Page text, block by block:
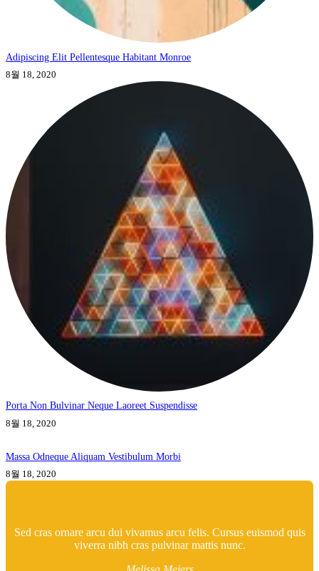
Adipiscing Elit Pellentesque Habitant Monroe
8월 18, 2020
Porta Non Bulvinar Neque Laoreet Suspendisse
8월 18, 2020
Massa Odneque Aliquam Vestibulum Morbi
8월 18, 2020
Sed cras ornare arcu dui vivamus arcu felis. Cursus euismod quis
viverra nibh cras pulvinar mattis nunc.